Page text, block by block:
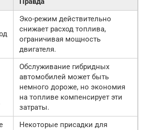
Эко-режим действительно
снижает расход топлива,
ограничивая мощность
двигателя.
Обслуживание гибридных
автомобилей может быть
немного дороже, но экономия
на топливе компенсирует эти
затраты.
Некоторые присадки для